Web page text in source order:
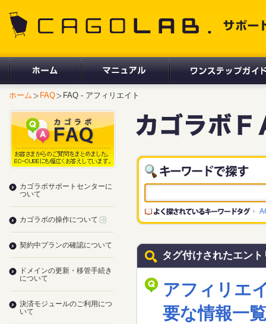
ホーム FAQ FAQ - アフィリエイト
タグ付けされたエント
アフィリエ
要な情報一
カゴラボサポートセンターに
ついて
カゴラボの操作について
契約中プランの確認について
ドメインの更新・移管手続き
について
決済モジュールのご利用につ
いて